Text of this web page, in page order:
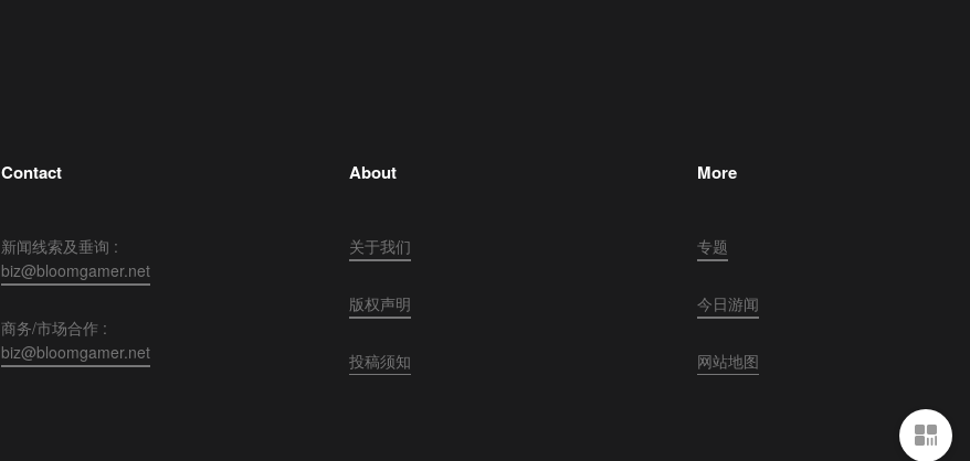
Contact
新闻线索及垂询 :
biz@bloomgamer.net
商务/市场合作 :
biz@bloomgamer.net
About
关于我们
版权声明
投稿须知
More
专题
今日游闻
网站地图